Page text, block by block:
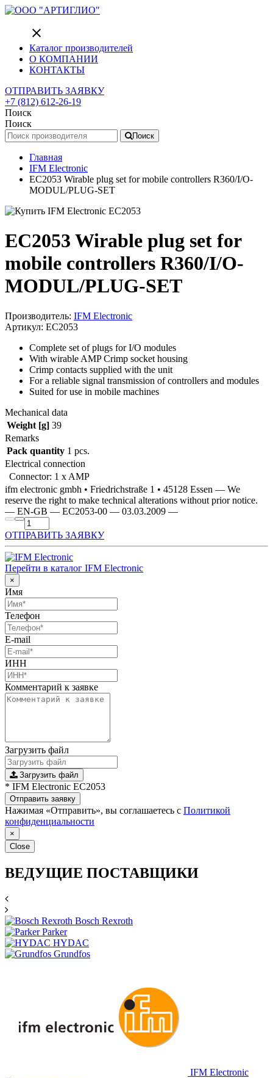
close
Каталог производителей
О КОМПАНИИ
КОНТАКТЫ
ОТПРАВИТЬ ЗАЯВКУ
+7 (812) 612-26-19
Поиск
Поиск
Поиск
Главная
IFM Electronic
EC2053 Wirable plug set for mobile controllers R360/I/O-
MODUL/PLUG-SET
EC2053 Wirable plug set for
mobile controllers R360/I/O-
MODUL/PLUG-SET
Производитель: IFM Electronic
Артикул: EC2053
Complete set of plugs for I/O modules
With wirable AMP Crimp socket housing
Crimp contacts supplied with the unit
For a reliable signal transmission of controllers and modules
Suited for use in mobile machines
Mechanical data
Weight [g] 39
Remarks
Pack quantity 1 pcs.
Electrical connection
Connector: 1 x AMP
ifm electronic gmbh • Friedrichstraße 1 • 45128 Essen — We
reserve the right to make technical alterations without prior notice.
— EN-GB — EC2053-00 — 03.03.2009 —
ОТПРАВИТЬ ЗАЯВКУ
Перейти в каталог IFM Electronic
×
Имя
Телефон
E-mail
ИНН
Комментарий к заявке
Загрузить файл
Загрузить файл
* IFM Electronic EC2053
Отправить заявку
Нажимая «Отправить», вы соглашаетесь с Политикой
конфиденциальности
×
Close
ВЕДУЩИЕ ПОСТАВЩИКИ
Bosch Rexroth
Parker
HYDAC
Grundfos
IFM Electronic